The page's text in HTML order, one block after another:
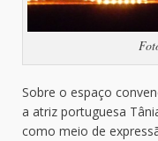
Sobre o espaço
a atriz portuguesa
como meio de